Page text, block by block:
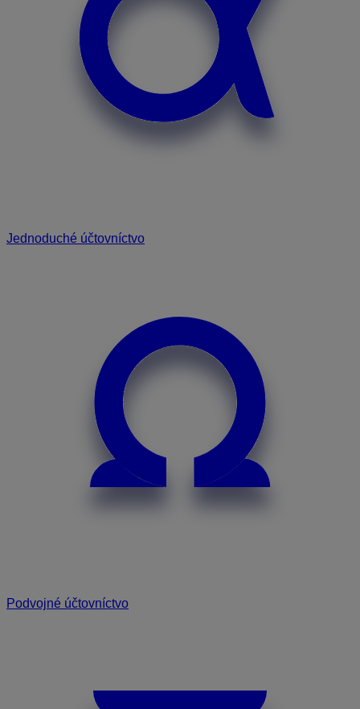
Jednoduché účtovníctvo
Podvojné účtovníctvo